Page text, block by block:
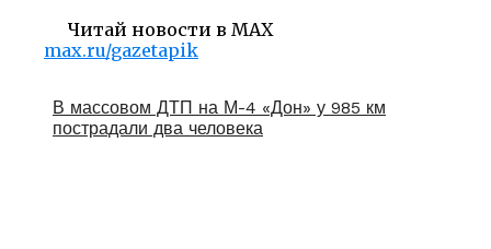
Читай новости в MAX
max.ru/gazetapik
В массовом ДТП на М-4 «Дон» у 985 км
пострадали два человека